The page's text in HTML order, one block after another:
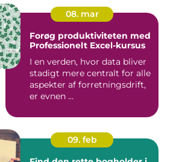
08. mar
Forøg produktiviteten med
Professionelt Excel-kursus
I en verden, hvor data bliver
stadigt mere centralt for alle
aspekter af forretningsdrift,
er evnen ...
09. feb